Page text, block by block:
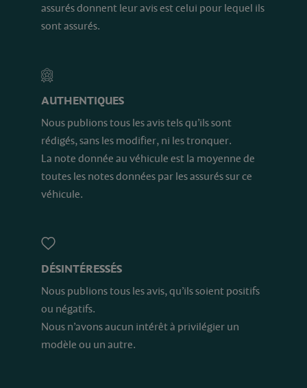
assurés donnent leur avis est celui pour lequel ils
sont assurés.
AUTHENTIQUES
Nous publions tous les avis tels qu’ils sont
rédigés, sans les modifier, ni les tronquer.
La note donnée au véhicule est la moyenne de
toutes les notes données par les assurés sur ce
véhicule.
DÉSINTÉRESSÉS
Nous publions tous les avis, qu’ils soient positifs
ou négatifs.
Nous n’avons aucun intérêt à privilégier un
modèle ou un autre.